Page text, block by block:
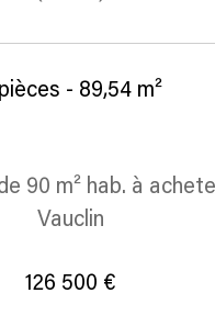
- 89,54 m²
90 m² hab. à
Vauclin
126 500 €